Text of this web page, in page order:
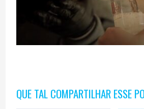
QUE TAL COMPARTILHAR ESSE